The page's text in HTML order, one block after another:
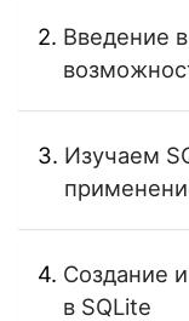
Введение
Изучаем
Создание
в SQLite